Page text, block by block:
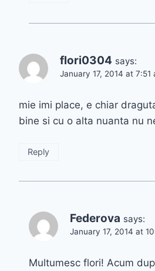
flori0304 says:
January 17, 2014 at 7:51
mie imi place, e chiar
bine si cu o alta nuanta nu
Reply
Federova says:
January 17, 2014 at
Multumesc flori! Acum